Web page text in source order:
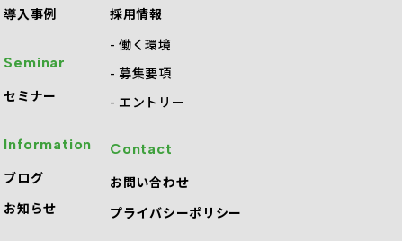
導入事例
Seminar
セミナー
Information
ブログ
お知らせ
採用情報
働く環境
募集要項
エントリー
Contact
お問い合わせ
プライバシーポリシー